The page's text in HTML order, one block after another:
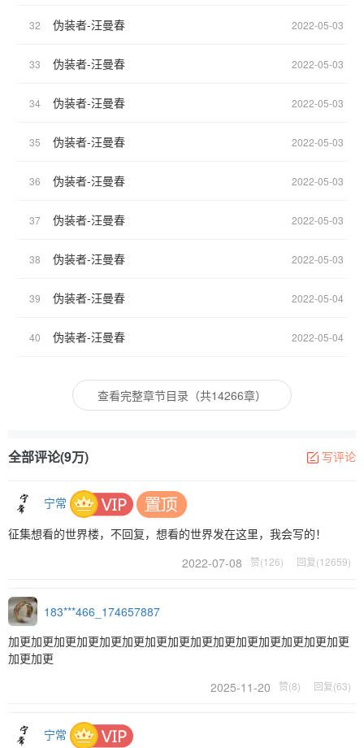
32 伪装者-汪曼春 2022-05-03
33 伪装者-汪曼春 2022-05-03
34 伪装者-汪曼春 2022-05-03
35 伪装者-汪曼春 2022-05-03
36 伪装者-汪曼春 2022-05-03
37 伪装者-汪曼春 2022-05-03
38 伪装者-汪曼春 2022-05-03
39 伪装者-汪曼春 2022-05-04
40 伪装者-汪曼春 2022-05-04
查看完整章节目录（共14266章）
全部评论(9万) 写评论
宁常
征集想看的世界楼，不回复，想看的世界发在这里，我会写的！
2022-07-08
赞(126) 回复(12659)
183***466_174657887
加更加更加更加更加更加更加更加更加更加更加更加更加更加更加更
加更加更
2025-11-20
赞(8) 回复(63)
宁常